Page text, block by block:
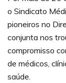
o Sindicato
pioneiros no
conjunta nos
compromisso
de médicos,
saúde.